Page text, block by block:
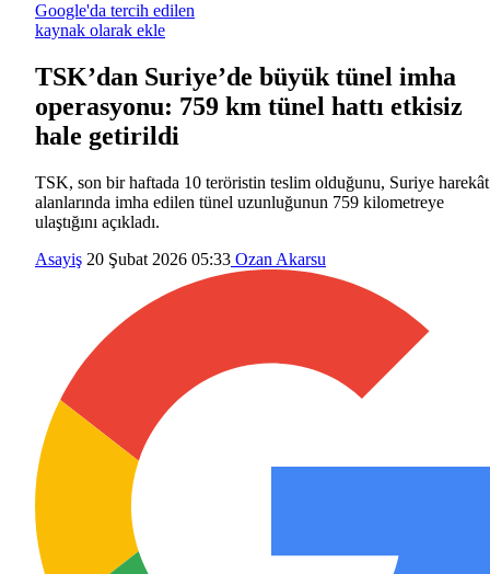
Google'da tercih edilen
kaynak olarak ekle
TSK’dan Suriye’de büyük tünel imha
operasyonu: 759 km tünel hattı etkisiz
hale getirildi
TSK, son bir haftada 10 teröristin teslim olduğunu, Suriye harekât
alanlarında imha edilen tünel uzunluğunun 759 kilometreye
ulaştığını açıkladı.
Asayiş 20 Şubat 2026 05:33 Ozan Akarsu